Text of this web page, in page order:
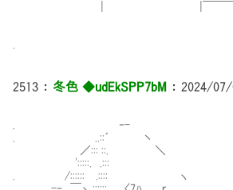
2513 ： 冬色 ◆udEkSPP7bM ： 2024/07/
. ‐-
. ..::´ 丶
／::: ::. ＼
':::::. .:::
. /:::::: .:::: ヽ